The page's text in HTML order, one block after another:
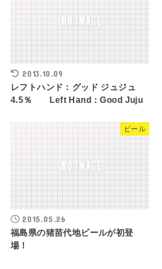
2013.10.09
レフトハンド：グッド ジュジュ
4.5％ Left Hand：Good Juju
ビール
2015.05.26
福島県の猪苗代地ビールが初登
場！